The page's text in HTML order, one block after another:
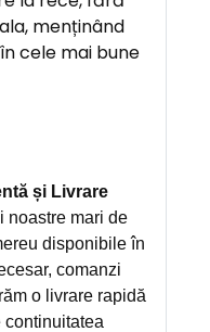
menținând
cele mai bune
și Livrare
noastre mari de
disponibile în
comanzi
o livrare rapidă
continuitatea